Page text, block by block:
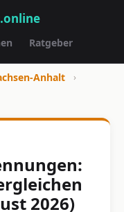
.online
Ratgeber
Anhalt
›
2026)